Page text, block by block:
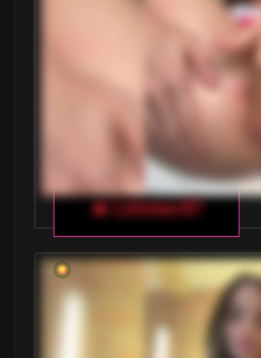
🔥 Linnea-67